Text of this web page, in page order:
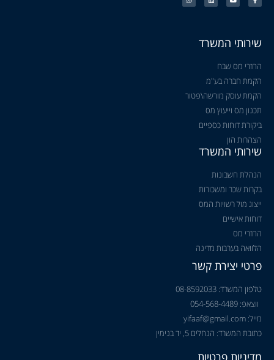
שירותי המשרד
החזרי מס שבח
הקמת חברה בע"מ
הקמת עוסק מורשה\פטור
תכנון מס וייעוץ מס
ביקורת דוחות כספיים
הצהרות הון
שירותי המשרד
הנהלת חשבונות
בקרות שכר ומשכורות
ייצוג מול רשויות המס
דוחות אישיים
החזרי מס
הלוואה בערבות מדינה
פרטי יצירת קשר
טלפון המשרד: 08-8592033
ווצאפ: 054-568-4489
מייל: yifaaf@gmail.com
כתובת המשרד: הנחלים 5, יד בנימין
מדיניות פרטיות